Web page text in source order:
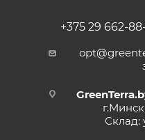
+375 29 662-
Склад: